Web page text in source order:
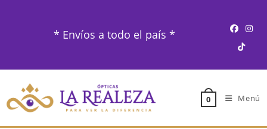
* Envíos a todo el país *
0 Menú